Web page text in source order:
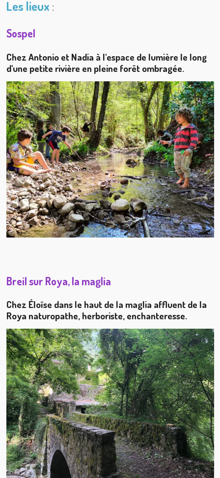
Les lieux :
Sospel
Chez Antonio et Nadia à l'espace de lumière le long
d'une petite rivière en pleine forêt ombragée.
Breil sur Roya, la maglia
Chez Éloïse dans le haut de la maglia affluent de la
Roya naturopathe, herboriste, enchanteresse.